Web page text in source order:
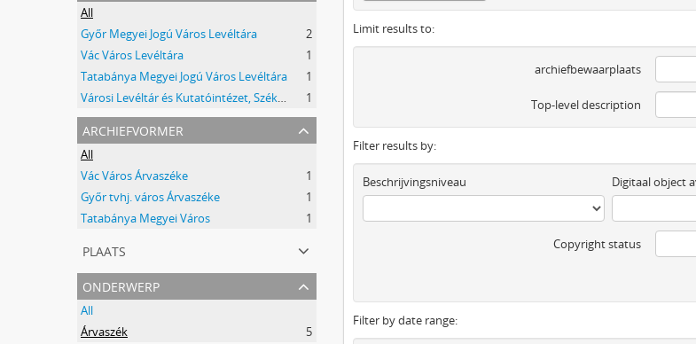
All
Győr Megyei Jogú Város Levéltára
2
Vác Város Levéltára
1
Tatabánya Megyei Jogú Város Levéltára
1
Városi Levéltár és Kutatóintézet, Székesfehérvár
1
archiefvormer
All
Vác Város Árvaszéke
1
Győr tvhj. város Árvaszéke
1
Tatabánya Megyei Város
1
plaats
onderwerp
All
Árvaszék
5
Limit results to:
archiefbewaarplaats
Top-level description
Filter results by:
Beschrijvingsniveau Digitaal object
Copyright status
Filter by date range: